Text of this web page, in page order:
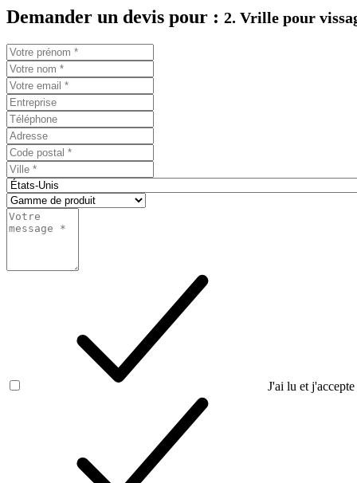
Demander un devis pour : 2. Vrille pour
J'ai lu et